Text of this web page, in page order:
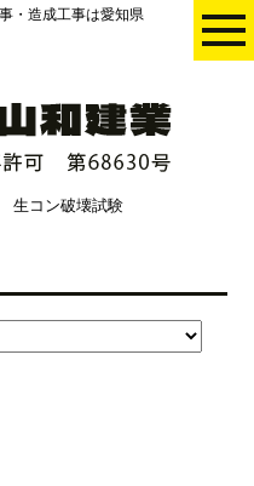
・造成工事は愛知県
生コン破壊試験